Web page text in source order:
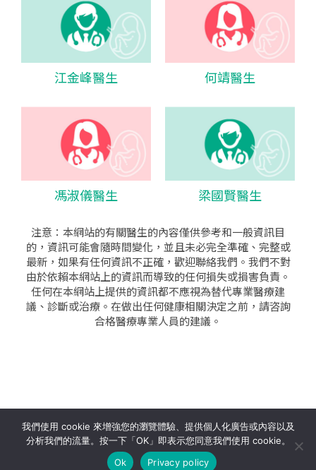
江金峰醫生 何靖醫生
馮淑儀醫生 梁國賢醫生
注意：本網站的有關醫生的內容僅供參考和一般資訊目
的，資訊可能會隨時間變化，並且未必完全準確、完整或
最新，如果有任何資訊不正確，歡迎聯絡我們。我們不對
由於依賴本網站上的資訊而導致的任何損失或損害負責。
任何在本網站上提供的資訊都不應視為替代專業醫療建
議、診斷或治療。在做出任何健康相關決定之前，請咨詢
合格醫療專業人員的建議。
隱私政策 使用條款
seo公司|sem公司|網頁設計|網頁設計公司by isualsense
我們使用 cookie 來增強您的瀏覽體驗、提供個人化廣告或內容以及
分析我們的流量。按一下「OK」即表示您同意我們使用 cookie。
Ok
Privacy policy